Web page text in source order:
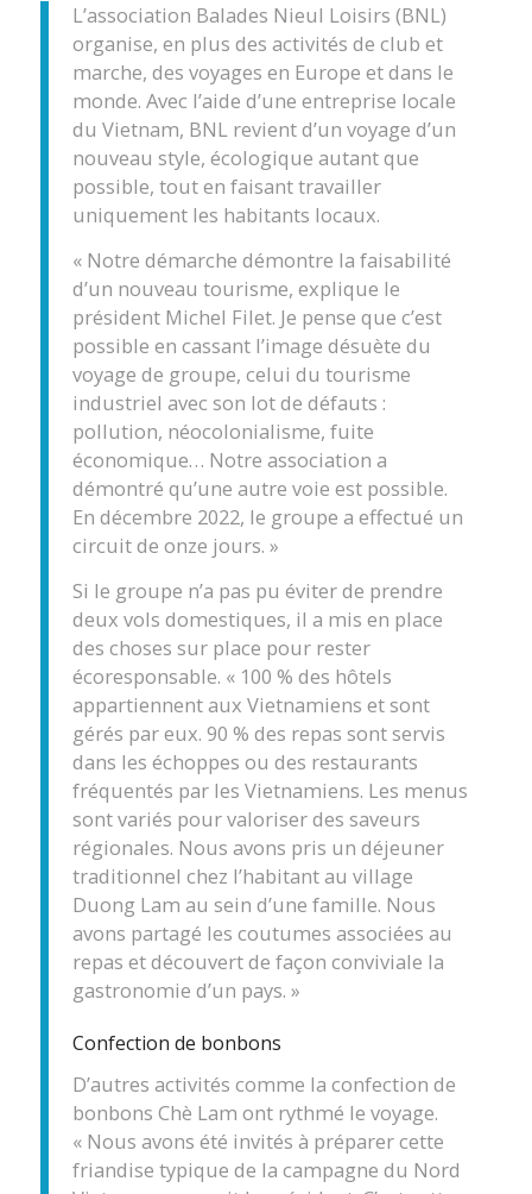
L’association Balades Nieul Loisirs (BNL)
organise, en plus des activités de club et
marche, des voyages en Europe et dans le
monde. Avec l’aide d’une entreprise locale
du Vietnam, BNL revient d’un voyage d’un
nouveau style, écologique autant que
possible, tout en faisant travailler
uniquement les habitants locaux.
« Notre démarche démontre la faisabilité
d’un nouveau tourisme, explique le
président Michel Filet. Je pense que c’est
possible en cassant l’image désuète du
voyage de groupe, celui du tourisme
industriel avec son lot de défauts :
pollution, néocolonialisme, fuite
économique… Notre association a
démontré qu’une autre voie est possible.
En décembre 2022, le groupe a effectué un
circuit de onze jours. »
Si le groupe n’a pas pu éviter de prendre
deux vols domestiques, il a mis en place
des choses sur place pour rester
écoresponsable. « 100 % des hôtels
appartiennent aux Vietnamiens et sont
gérés par eux. 90 % des repas sont servis
dans les échoppes ou des restaurants
fréquentés par les Vietnamiens. Les menus
sont variés pour valoriser des saveurs
régionales. Nous avons pris un déjeuner
traditionnel chez l’habitant au village
Duong Lam au sein d’une famille. Nous
avons partagé les coutumes associées au
repas et découvert de façon conviviale la
gastronomie d’un pays. »
Confection de bonbons
D’autres activités comme la confection de
bonbons Chè Lam ont rythmé le voyage.
« Nous avons été invités à préparer cette
friandise typique de la campagne du Nord